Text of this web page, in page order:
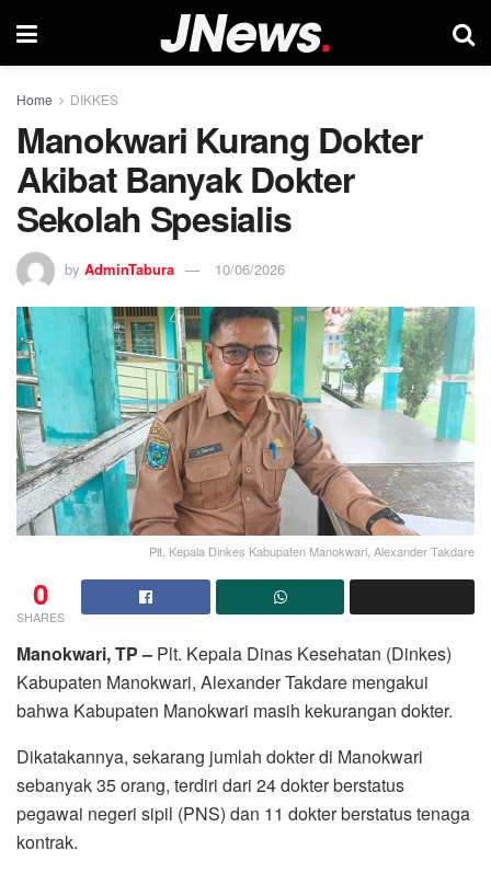
Home DIKKES
Manokwari Kurang Dokter
Akibat Banyak Dokter
Sekolah Spesialis
by AdminTabura 10/06/2026
Plt. Kepala Dinkes Kabupaten Manokwari, Alexander Takdare
0
SHARES
Manokwari, TP – Plt. Kepala Dinas Kesehatan (Dinkes)
Kabupaten Manokwari, Alexander Takdare mengakui
bahwa Kabupaten Manokwari masih kekurangan dokter.
Dikatakannya, sekarang jumlah dokter di Manokwari
sebanyak 35 orang, terdiri dari 24 dokter berstatus
pegawai negeri sipil (PNS) dan 11 dokter berstatus tenaga
kontrak.